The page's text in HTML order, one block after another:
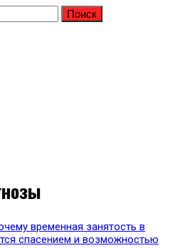
временная занятость в
спасением и возможностью